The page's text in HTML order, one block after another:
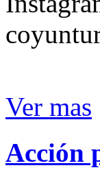
Ver mas
Acción